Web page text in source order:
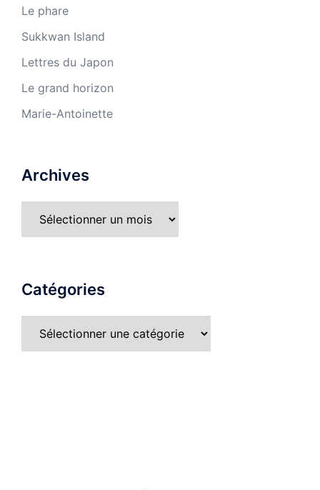
Le phare
Sukkwan Island
Lettres du Japon
Le grand horizon
Marie-Antoinette
Archives
Catégories